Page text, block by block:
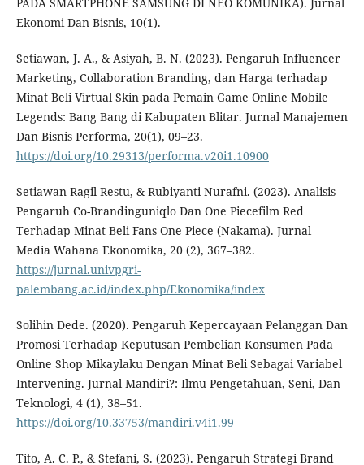
Ekonomi Dan Bisnis, 10(1).
Setiawan, J. A., & Asiyah, B. N. (2023). Pengaruh Influencer
Marketing, Collaboration Branding, dan Harga terhadap
Minat Beli Virtual Skin pada Pemain Game Online Mobile
Legends: Bang Bang di Kabupaten Blitar. Jurnal Manajemen
Dan Bisnis Performa, 20(1), 09–23.
https://doi.org/10.29313/performa.v20i1.10900
Setiawan Ragil Restu, & Rubiyanti Nurafni. (2023). Analisis
Pengaruh Co-Brandinguniqlo Dan One Piecefilm Red
Terhadap Minat Beli Fans One Piece (Nakama). Jurnal
Media Wahana Ekonomika, 20 (2), 367–382.
https://jurnal.univpgri-
palembang.ac.id/index.php/Ekonomika/index
Solihin Dede. (2020). Pengaruh Kepercayaan Pelanggan Dan
Promosi Terhadap Keputusan Pembelian Konsumen Pada
Online Shop Mikaylaku Dengan Minat Beli Sebagai Variabel
Intervening. Jurnal Mandiri?: Ilmu Pengetahuan, Seni, Dan
Teknologi, 4 (1), 38–51.
https://doi.org/10.33753/mandiri.v4i1.99
Tito, A. C. P., & Stefani, S. (2023). Pengaruh Strategi Brand